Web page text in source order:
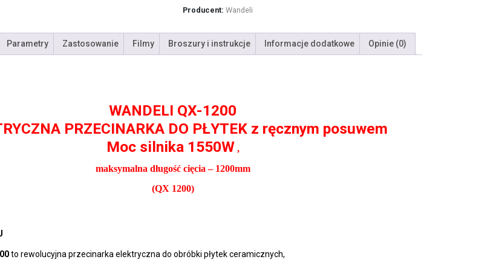
Producent: Wandeli
Parametry Zastosowanie Filmy Broszury i instrukcje Informacje dodatkowe Opinie (0)
WANDELI QX-1200
PRZECINARKA DO PŁYTEK z ręcznym posuwem
Moc silnika 1550W ,
maksymalna długość cięcia – 1200mm
(QX 1200)
to rewolucyjna przecinarka elektryczna do obróbki płytek ceramicznych,